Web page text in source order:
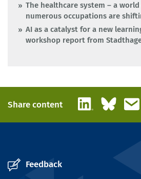
The healthcare system – a
numerous occupations are
AI as a catalyst for a new
workshop report from
Share content LinkedInBluesky
Feedback